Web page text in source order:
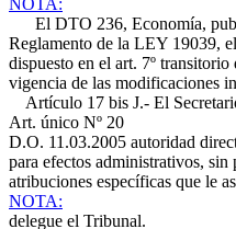
NOTA:
El DTO 236, Economía,
Reglamento de la LEY 19039,
dispuesto en el art. 7º
vigencia de las modificaciones
Artículo 17 bis J.- El
Art. único Nº 20
D.O. 11.03.2005 autoridad
para efectos administrativos,
atribuciones específicas que le
NOTA:
delegue el Tribunal.